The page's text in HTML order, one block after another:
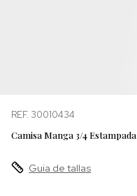
REF. 30010434
Camisa Manga 3/4 Estampada
Guia de tallas